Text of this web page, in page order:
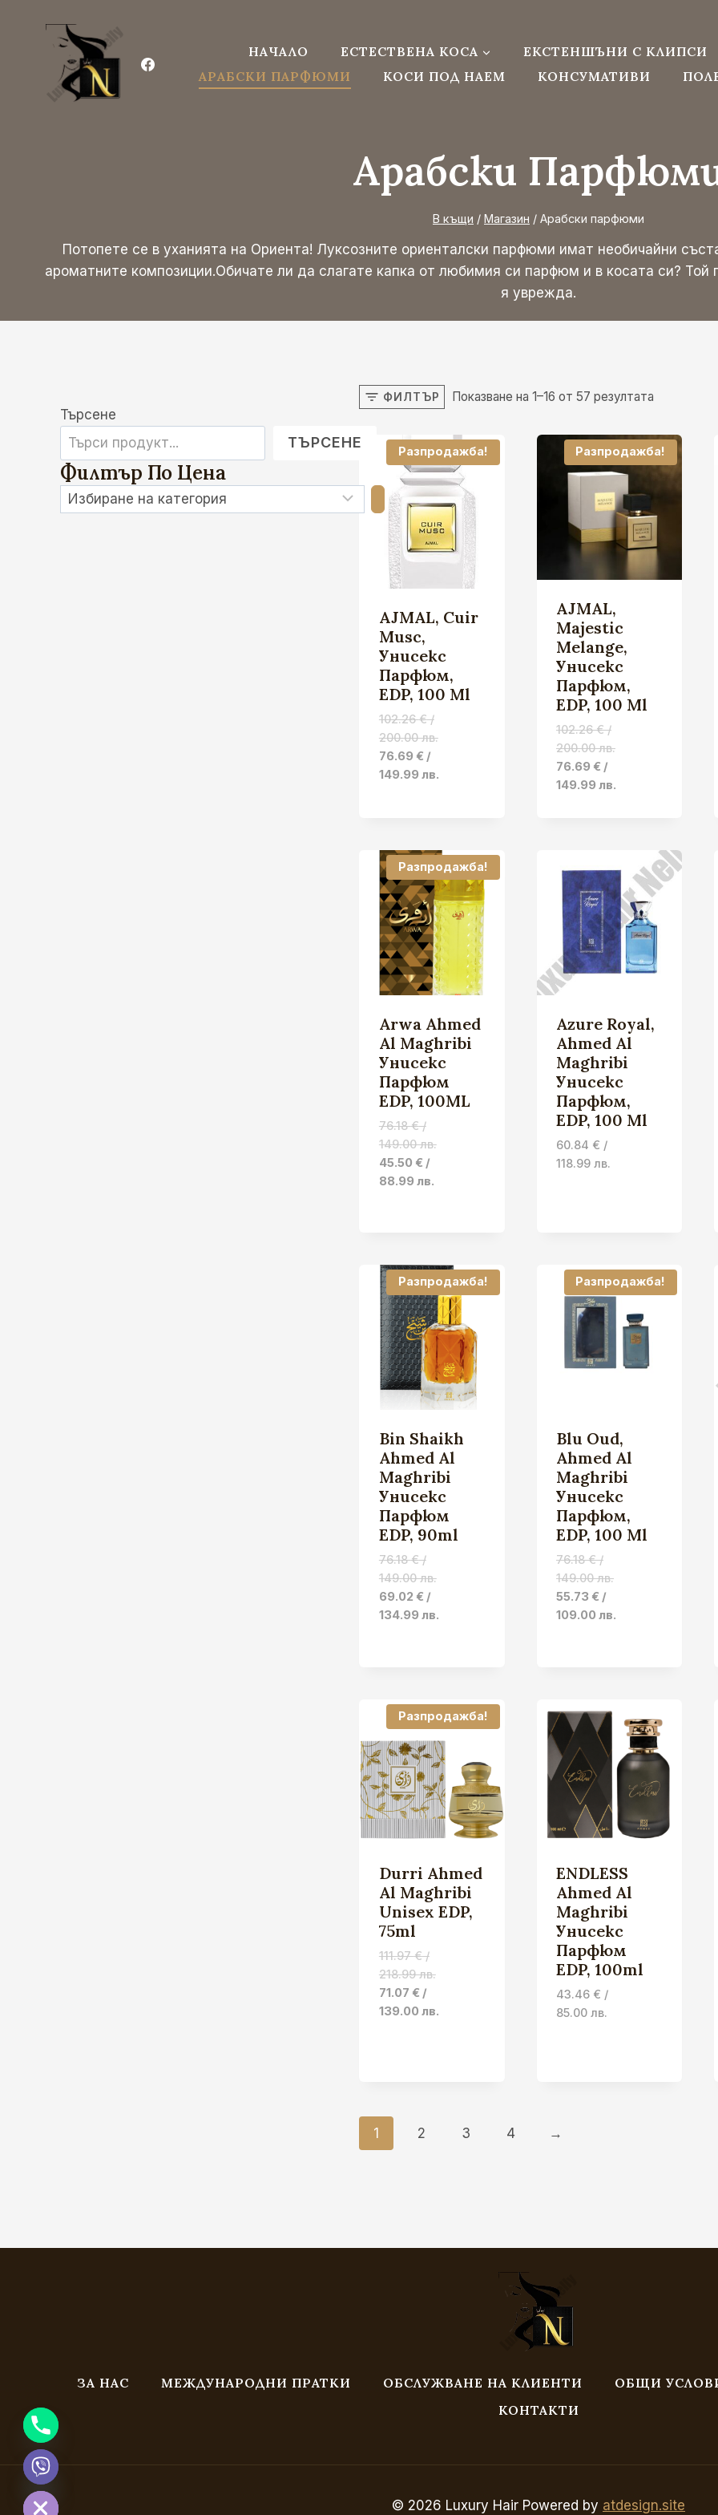
съдържанието
НАЧАЛО
ЕСТЕСТВЕНА КОСА ЕКСТЕНШЪНИ С КЛИПСИ
АРАБСКИ ПАРФЮМИ
КОСИ ПОД НАЕМ КОНСУМАТИВИ
Арабски
В къщи / Магазин / Арабски парфюми
Потопете се в уханията на Ориента! Луксозните ориенталски парфюми имат необичайни
ароматните композиции.Обичате ли да слагате капка от любимия си парфюм и в косата си? Той
я уврежда.
ФИЛТЪР Показване на 1–16 от 57 резултата
Разпродажба!
AJMAL, Cuir
Musc,
Унисекс
Парфюм,
EDP, 100 Ml
102.26€/
200.00 лв.
Original
price
200.00 лв..
76.69 € /
149.99 лв.
Разпродажба!
AJMAL,
Majestic
Melange,
Унисекс
Парфюм,
EDP, 100 Ml
102.26€/
200.00 лв.
Original
price
76.69 € /
149.99 лв.
149.99 лв..
Разпродажба!
Arwa Ahmed
Al Maghribi
Унисекс
Парфюм
EDP, 100ML
76.18€/
149.00 лв.
Original
price
45.50 € /
88.99 лв.
Azure Royal,
Ahmed Al
Maghribi
Унисекс
Парфюм,
EDP, 100 Ml
60.84 € /
118.99 лв.
Разпродажба!
Bin Shaikh
Ahmed Al
Maghribi
Унисекс
Парфюм
EDP, 90ml
76.18€/
149.00 лв.
Original
price
69.02 € /
134.99 лв.
Разпродажба!
Blu Oud,
Ahmed Al
Maghribi
Унисекс
Парфюм,
EDP, 100 Ml
76.18€/
149.00 лв.
Original
price
55.73 € /
109.00 лв.
Разпродажба!
Durri Ahmed
Al Maghribi
Unisex EDP,
75ml
111.97€/
218.99 лв.
Original
price
71.07 € /
139.00 лв.
ENDLESS
Ahmed Al
Maghribi
Унисекс
Парфюм
EDP, 100ml
43.46 € /
85.00 лв.
1 2 3 4 →
Търсене
ТЪРСЕНЕ
Филтър По Цена
Избиране
на
ЗА НАС МЕЖДУНАРОДНИ ПРАТКИ ОБСЛУЖВАНЕ НА КЛИЕНТИ ОБЩИ
КОНТАКТИ
© 2026 Luxury Hair Powered by atdesign.site
HIDE